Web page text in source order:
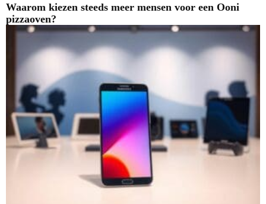
Waarom kiezen steeds meer mensen voor een Ooni
pizzaoven?